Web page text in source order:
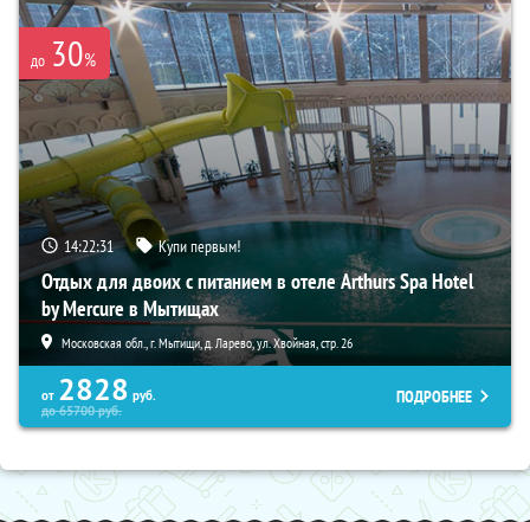
до 30%
14:22:30 Купи первым!
Отдых для двоих с питанием в отеле Arthurs Spa Hotel
by Mercure в Мытищах
Московская обл., г. Мытищи, д. Ларево, ул. Хвойная, стр. 26
от 2828 руб.
до65700руб.
ПОДРОБНЕЕ